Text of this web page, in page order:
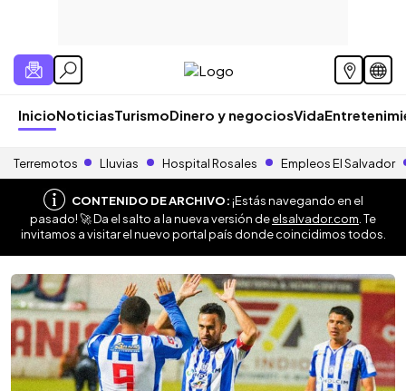
InicioNoticiasTurismoDinero y negociosVida
Terremotos Lluvias Hospital Rosales Empleos El Salvador
CONTENIDO DE ARCHIVO:¡Estás navegando en el
pasado! 🚀 Da el salto a la nueva versión deelsalvador.com . Te
invitamos a visitar el nuevo portal país donde coincidimos todos.